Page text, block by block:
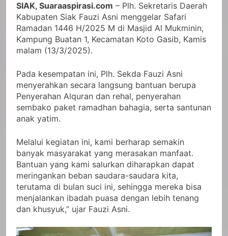
SIAK, Suaraaspirasi.com – Plh. Sekretaris Daerah
Kabupaten Siak Fauzi Asni menggelar Safari
Ramadan 1446 H/2025 M di Masjid Al Mukminin,
Kampung Buatan 1, Kecamatan Koto Gasib, Kamis
malam (13/3/2025).
Pada kesempatan ini, Plh. Sekda Fauzi Asni
menyerahkan secara langsung bantuan berupa
Penyerahan Alquran dan rehal, penyerahan
sembako paket ramadhan bahagia, serta santunan
anak yatim.
Melalui kegiatan ini, kami berharap semakin
banyak masyarakat yang merasakan manfaat.
Bantuan yang kami salurkan diharapkan dapat
meringankan beban saudara-saudara kita,
terutama di bulan suci ini, sehingga mereka bisa
menjalankan ibadah puasa dengan lebih tenang
dan khusyuk,” ujar Fauzi Asni.